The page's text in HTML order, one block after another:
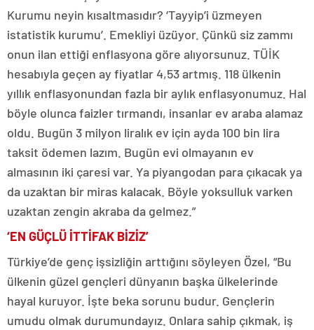
Kurumu neyin kısaltmasıdır? ‘Tayyip’i üzmeyen
istatistik kurumu’. Emekliyi üzüyor. Çünkü siz zammı
onun ilan ettiği enflasyona göre alıyorsunuz. TÜİK
hesabıyla geçen ay fiyatlar 4,53 artmış. 118 ülkenin
yıllık enflasyonundan fazla bir aylık enflasyonumuz. Hal
böyle olunca faizler tırmandı, insanlar ev araba alamaz
oldu. Bugün 3 milyon liralık ev için ayda 100 bin lira
taksit ödemen lazım. Bugün evi olmayanın ev
almasının iki çaresi var. Ya piyangodan para çıkacak ya
da uzaktan bir miras kalacak. Böyle yoksulluk varken
uzaktan zengin akraba da gelmez.”
‘EN GÜÇLÜ İTTİFAK BİZİZ’
Türkiye’de genç işsizliğin arttığını söyleyen Özel, “Bu
ülkenin güzel gençleri dünyanın başka ülkelerinde
hayal kuruyor. İşte beka sorunu budur. Gençlerin
umudu olmak durumundayız. Onlara sahip çıkmak, iş